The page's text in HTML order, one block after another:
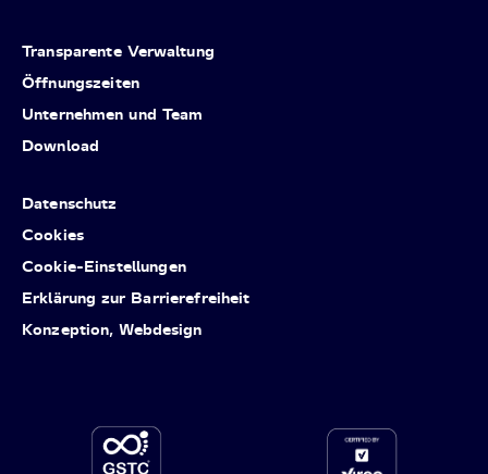
Transparente Verwaltung
Öffnungszeiten
Unternehmen und Team
Download
Datenschutz
Cookies
Cookie-Einstellungen
Erklärung zur Barrierefreiheit
Konzeption, Webdesign